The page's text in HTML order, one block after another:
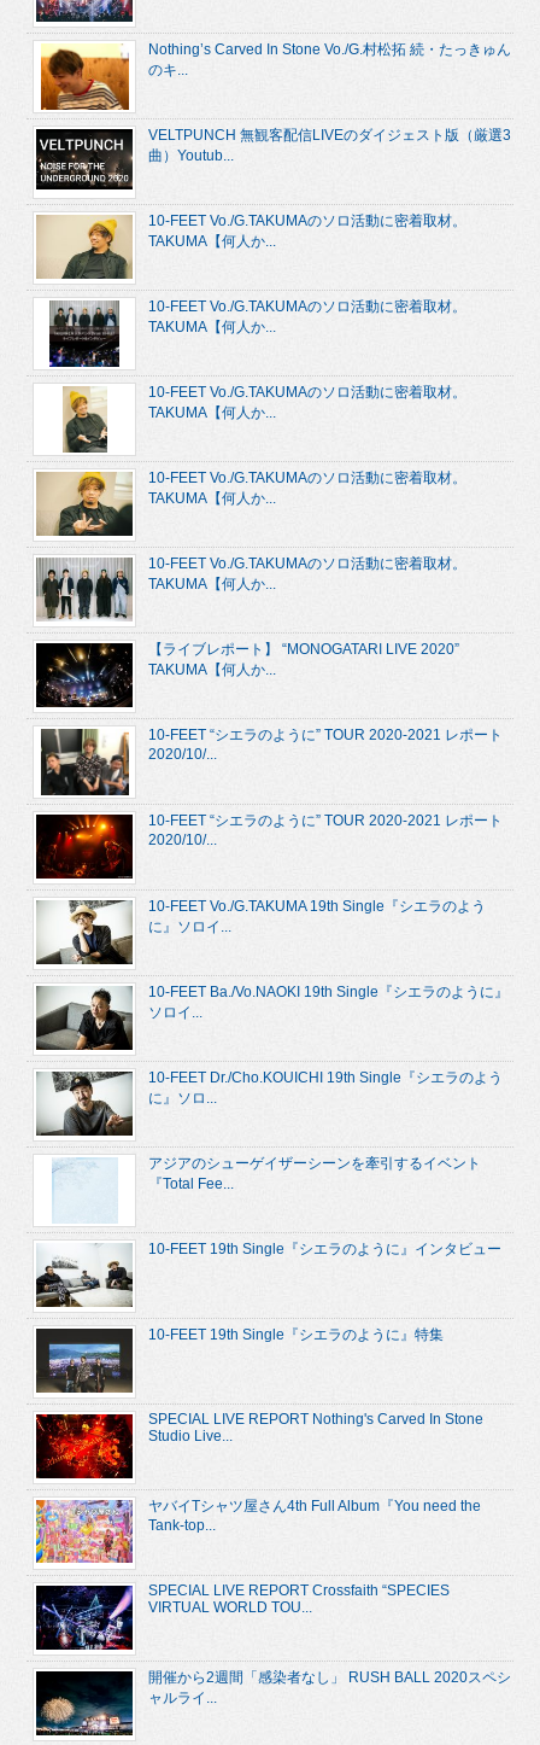
Nothing’s Carved In Stone Vo./G.村松拓 続・たっきゅん
のキ...
VELTPUNCH 無観客配信LIVEのダイジェスト版（厳選3
曲）Youtub...
10-FEET Vo./G.TAKUMAのソロ活動に密着取材。
TAKUMA【何人か...
10-FEET Vo./G.TAKUMAのソロ活動に密着取材。
TAKUMA【何人か...
10-FEET Vo./G.TAKUMAのソロ活動に密着取材。
TAKUMA【何人か...
10-FEET Vo./G.TAKUMAのソロ活動に密着取材。
TAKUMA【何人か...
10-FEET Vo./G.TAKUMAのソロ活動に密着取材。
TAKUMA【何人か...
【ライブレポート】 “MONOGATARI LIVE 2020”
TAKUMA【何人か...
10-FEET “シエラのように” TOUR 2020-2021 レポート
2020/10/...
10-FEET “シエラのように” TOUR 2020-2021 レポート
2020/10/...
10-FEET Vo./G.TAKUMA 19th Single『シエラのよう
に』ソロイ...
10-FEET Ba./Vo.NAOKI 19th Single『シエラのように』
ソロイ...
10-FEET Dr./Cho.KOUICHI 19th Single『シエラのよう
に』ソロ...
アジアのシューゲイザーシーンを牽引するイベント
『Total Fee...
10-FEET 19th Single『シエラのように』インタビュー
10-FEET 19th Single『シエラのように』特集
SPECIAL LIVE REPORT Nothing's Carved In Stone
Studio Live...
ヤバイTシャツ屋さん4th Full Album『You need the
Tank-top...
SPECIAL LIVE REPORT Crossfaith “SPECIES
VIRTUAL WORLD TOU...
開催から2週間「感染者なし」 RUSH BALL 2020スペシ
ャルライ...